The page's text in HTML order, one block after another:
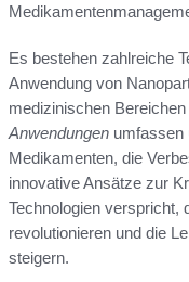
Es bestehen zahlreiche
Anwendung von
medizinischen
Anwendungen umfassen
Medikamenten, die
innovative Ansätze zur
Technologien verspricht,
revolutionieren und die
steigern.